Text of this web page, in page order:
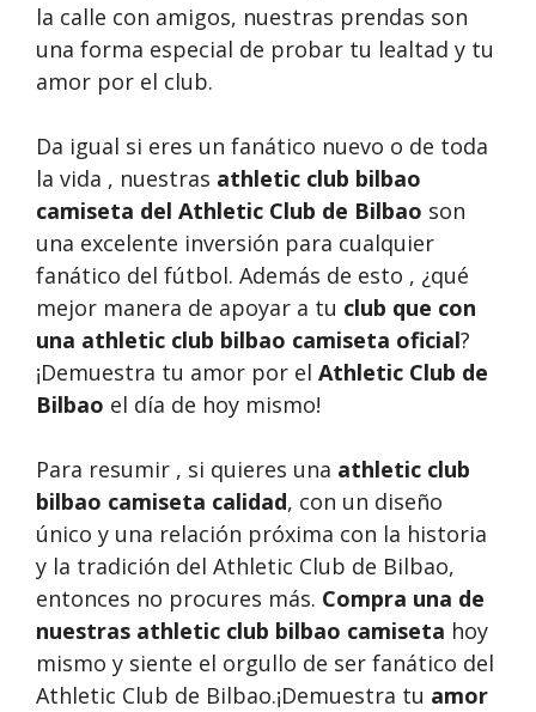
la calle con amigos, nuestras prendas son
una forma especial de probar tu lealtad y tu
amor por el club.
Da igual si eres un fanático nuevo o de toda
la vida , nuestras athletic club bilbao
camiseta del Athletic Club de Bilbao son
una excelente inversión para cualquier
fanático del fútbol. Además de esto , ¿qué
mejor manera de apoyar a tu club que con
una athletic club bilbao camiseta oficial?
¡Demuestra tu amor por el Athletic Club de
Bilbao el día de hoy mismo!
Para resumir , si quieres una athletic club
bilbao camiseta calidad, con un diseño
único y una relación próxima con la historia
y la tradición del Athletic Club de Bilbao,
entonces no procures más. Compra una de
nuestras athletic club bilbao camiseta hoy
mismo y siente el orgullo de ser fanático del
Athletic Club de Bilbao.¡Demuestra tu amor